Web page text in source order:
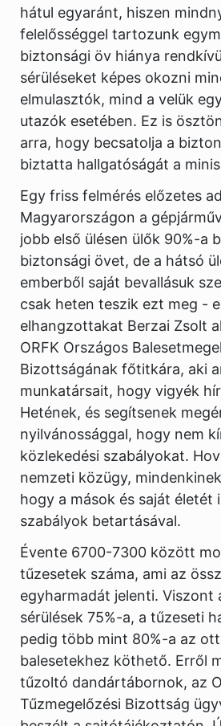
hátul egyaránt, hiszen
felelősséggel tartozunk
biztonsági öv hiánya
sérüléseket képes okozni
elmulasztók, mind a velük
utazók esetében. Ez is
arra, hogy becsatolja a
biztatta hallgatóságát a
Egy friss felmérés előzetes
Magyarországon a
jobb első ülésen ülők 90%-a
biztonsági övet, de a hátsó
emberből saját bevallásuk
csak heten teszik ezt meg -
elhangzottakat Berzai Zsolt
ORFK Országos
Bizottságának főtitkára, aki
munkatársait, hogy vigyék
Hetének, és segítsenek
nyilvánossággal, hogy nem
közlekedési szabályokat.
nemzeti közügy,
hogy a mások és saját életét
szabályok betartásával.
Évente 6700-7300 között
tűzesetek száma, ami az
egyharmadát jelenti. Viszont
sérülések 75%-a, a tűzeseti
pedig több mint 80%-a az
balesetekhez köthető. Erről
tűzoltó dandártábornok, az
Tűzmegelőzési Bizottság